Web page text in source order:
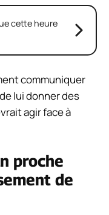
cette heure
communiquer
lui donner des
agir face à
proche
de